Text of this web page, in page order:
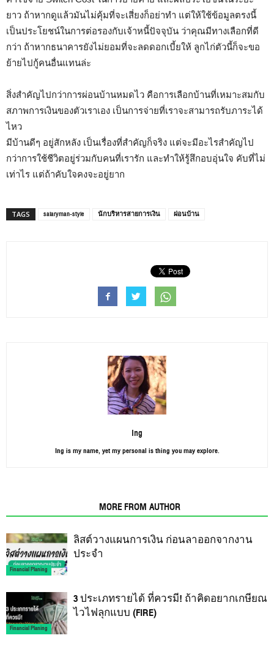
ยาว ถ้าหากดูแล้วมันไม่คุ้มที่จะเสี่ยงก็อย่าทำ แต่ให้ใช้ข้อมูลตรงนี้
เป็นประโยชน์ในการต่อรองกับเจ้าหนี้ปัจจุบัน ว่าคุณมีทางเลือกที่ดี
กว่า ถ้าหากธนาคารยังไม่ยอมที่จะลดดอกเบี้ยให้ ลูกไก่ตัวนี้ก็จะขอ
ย้ายไปกู้คนอื่นแทนล่ะ
สิ่งสำคัญไปกว่าการผ่อนบ้านหมดไว คือการเลือกบ้านที่เหมาะสมกับ
สภาพการเงินของตัวเราเอง เป็นการจ่ายที่เราจะสามารถรับภาระได้
ไหว
มีบ้านดีๆ อยู่สักหลัง เป็นเรื่องที่สำคัญก็จริง แต่จะมีอะไรสำคัญไป
กว่าการใช้ชีวิตอยู่ร่วมกับคนที่เรารัก และทำให้รู้สึกอบอุ่นใจ คับที่ไม่
เท่าไร แต่ถ้าคับใจคงจะอยู่ยาก
TAGS salaryman-style นักบริหารสายการเงิน ผ่อนบ้าน
Ing
Ing is my name, yet my personal is thing you may explore.
MORE FROM AUTHOR
Financial Planing
ลิสต์วางแผนการเงิน ก่อนลาออกจากงาน
ประจำ
Financial Planing
3 ประเภทรายได้ ที่ควรมี! ถ้าคิดอยากเกษียณ
ไวไฟลุกแบบ (FIRE)